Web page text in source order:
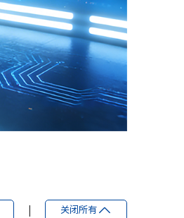
关闭所有